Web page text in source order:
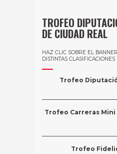
TROFEO
DE CIUDAD REAL
HAZ CLIC SOBRE EL
DISTINTAS CLASIFICACIONES
Trofeo
Trofeo Carreras Mini
Trofeo